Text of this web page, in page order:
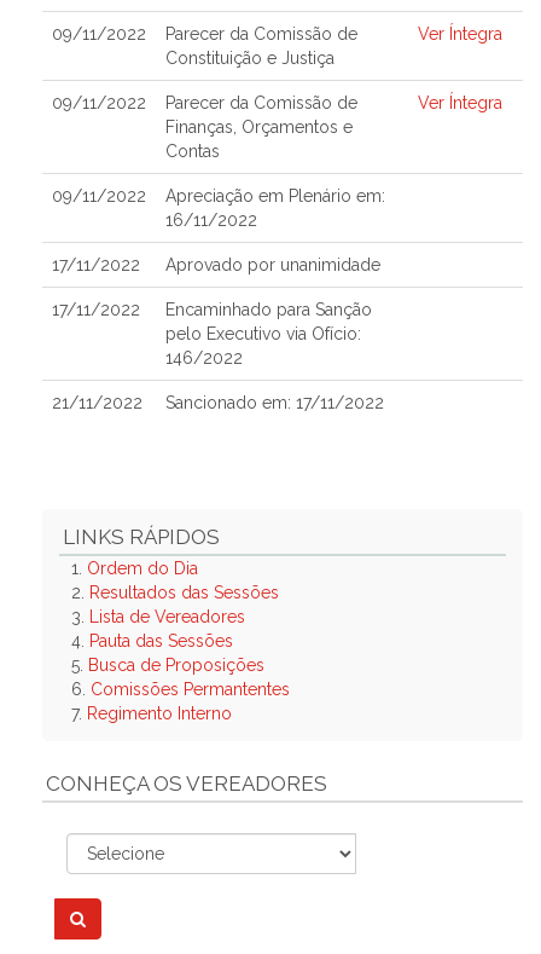
09/11/2022
Parecer da Comissão de
Constituição e Justiça
Ver Íntegra
09/11/2022
Parecer da Comissão de
Finanças, Orçamentos e
Contas
Ver Íntegra
09/11/2022
Apreciação em Plenário em:
16/11/2022
17/11/2022 Aprovado por unanimidade
17/11/2022
Encaminhado para Sanção
pelo Executivo via Ofício:
146/2022
21/11/2022 Sancionado em: 17/11/2022
LINKS RÁPIDOS
1. Ordem do Dia
2.
Resultados das Sessões
3.
Lista de Vereadores
4. Pauta das Sessões
5. Busca de Proposições
6. Comissões Permantentes
7. Regimento Interno
CONHEÇA OS VEREADORES